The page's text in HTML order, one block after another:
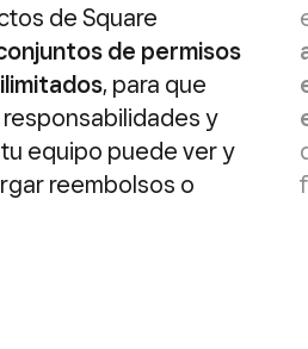
de Square
de permisos
, para que
y
equipo puede ver y
reembolsos o